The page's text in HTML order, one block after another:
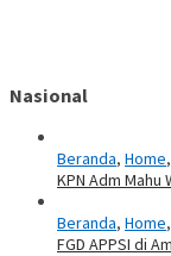
Nasional
Beranda, Home,
KPN Adm
Beranda, Home,
FGD APPSI di